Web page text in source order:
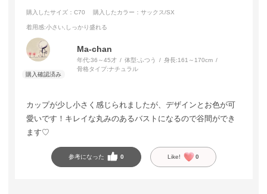
購入したサイズ：C70 購入したカラー：サックス/SX
着用感:小さい,しっかり盛れる
Ma-chan
年代:36～45才 体型: ふつう 身長:161～170cm
骨格タイプ:ナチュラル
カップが少し小さく感じられましたが、デザインとお色が可
愛いです！キレイな丸みのあるバストになるので谷間ができ
ます♡
参考になった 0 Like! 0